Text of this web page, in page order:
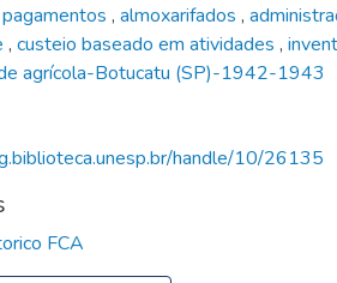
, almoxarifados ,
, custeio baseado em atividades ,
agrícola-Botucatu (SP)-1942-1943
handle/10/26135
FCA